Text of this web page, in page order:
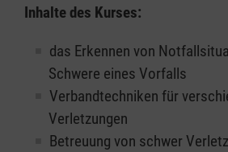
Inhalte des Kurses:
das Erkennen von
Schwere eines Vorfalls
Verbandtechniken für
Verletzungen
Betreuung von schwer